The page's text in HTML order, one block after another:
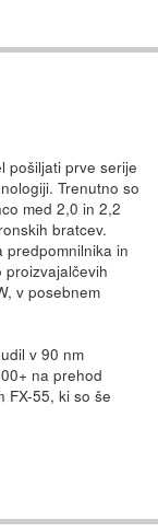
pošiljati prve serije
Trenutno so
med 2,0 in 2,2
bratcev.
predpomnilnika in
proizvajalčevih
v posebnem
v 90 nm
na prehod
FX-55, ki so še